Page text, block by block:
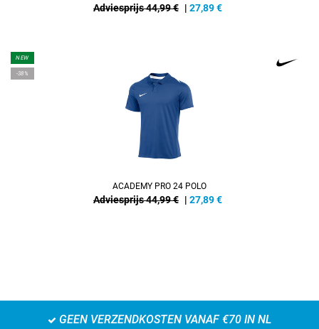
Adviesprijs 44,99 € | 27,89€
NEW
-38%
ACADEMY PRO 24 POLO
Adviesprijs 44,99 € | 27,89€
GEEN VERZENDKOSTEN VANAF €70 IN NL